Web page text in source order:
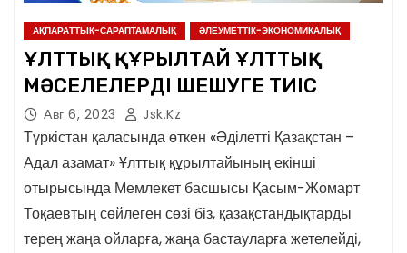
АҚПАРАТТЫҚ-САРАПТАМАЛЫҚ ӘЛЕУМЕТТІК-ЭКОНОМИКАЛЫҚ
ҰЛТТЫҚ ҚҰРЫЛТАЙ ҰЛТТЫҚ
МӘСЕЛЕЛЕРДІ ШЕШУГЕ ТИІС
Авг 6, 2023 Jsk.kz
Түркістан қаласында өткен «Әділетті Қазақстан –
Адал азамат» Ұлттық құрылтайының екінші
отырысында Мемлекет басшысы Қасым-Жомарт
Тоқаевтың сөйлеген сөзі біз, қазақстандықтарды
терең жаңа ойларға, жаңа бастауларға жетелейді,